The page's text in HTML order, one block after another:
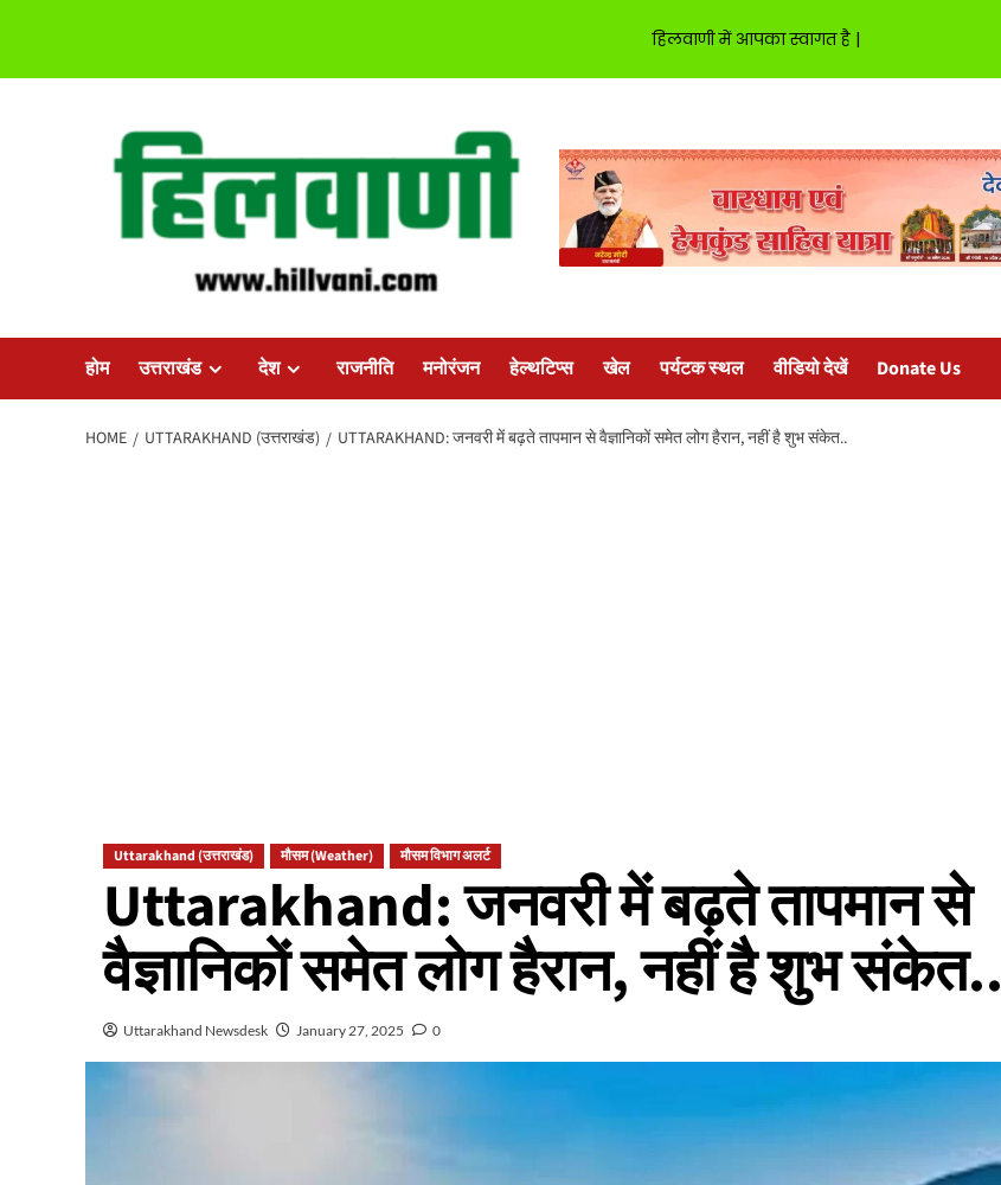
होम उत्तराखंड देश राजनीति मनोरंजन हेल्थटिप्स खेल पर्यटक स्थल वीडियो देखें Donate Us
HOME UTTARAKHAND (उत्तराखंड) UTTARAKHAND: जनवरी में बढ़ते तापमान से वैज्ञानिकों समेत लोग हैरान, नहीं है शुभ संकेत..
Uttarakhand (उत्तराखंड) मौसम (Weather) मौसम विभाग अलर्ट
Uttarakhand: जनवरी में बढ़ते तापमान से
वैज्ञानिकों समेत लोग हैरान, नहीं है शुभ संकेत..
Uttarakhand Newsdesk January 27, 2025 0
हिलवाणी में आपका स्वागत है |